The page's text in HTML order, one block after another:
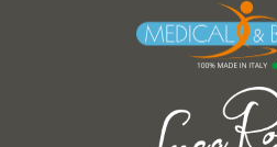
I campi contrassegnati con * sono
Acconsento al trattamento dei dati inseriti e
*